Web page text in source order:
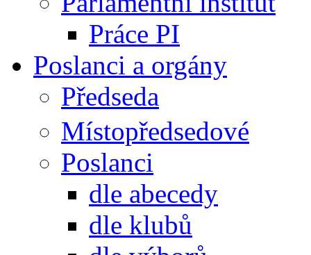
Práce PI
Poslanci a orgány
Předseda
Místopředsedové
Poslanci
dle abecedy
dle klubů